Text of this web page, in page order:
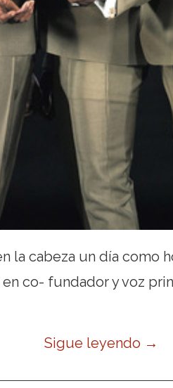
la cabeza un día como
co- fundador y voz
Sigue leyendo →